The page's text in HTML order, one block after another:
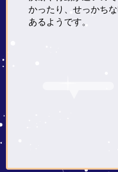
かったり、せっかち
あるようです。